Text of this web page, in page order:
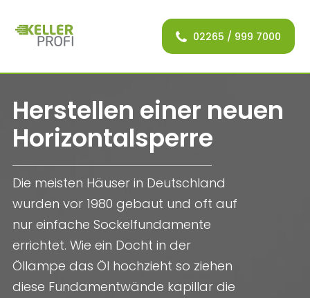
02265 / 999 7000
02265 / 999 7000
Herstellen einer neuen
Horizontalsperre
Die meisten Häuser in Deutschland
wurden vor 1980 gebaut und oft auf
nur einfache Sockelfundamente
errichtet. Wie ein Docht in der
Öllampe das Öl hochzieht so ziehen
diese Fundamentwände kapillar die